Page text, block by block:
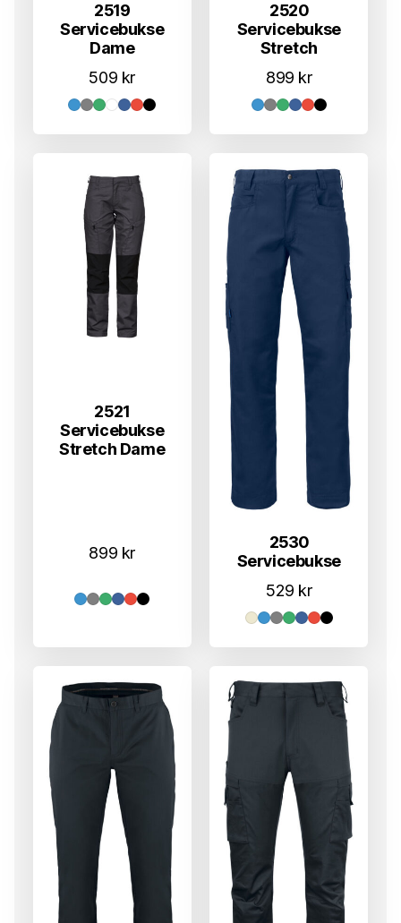
2519
Servicebukse
Dame
509 kr
2520
Servicebukse
Stretch
899 kr
2521
Servicebukse
Stretch Dame
899 kr
2530
Servicebukse
529 kr